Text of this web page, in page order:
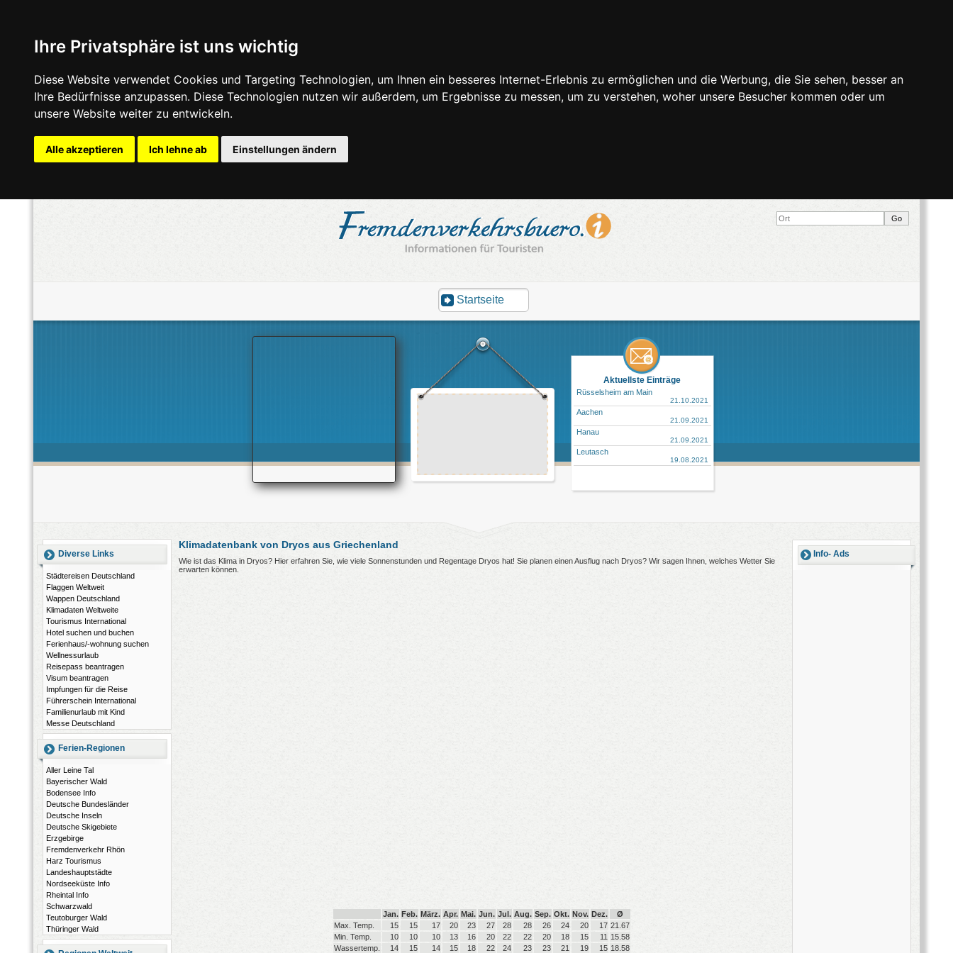
Ihre Privatsphäre ist uns wichtig
Diese Website verwendet Cookies und Targeting Technologien, um Ihnen ein besseres Internet-Erlebnis zu ermöglichen und die Werbung, die Sie sehen, besser an
Ihre Bedürfnisse anzupassen. Diese Technologien nutzen wir außerdem, um Ergebnisse zu messen, um zu verstehen, woher unsere Besucher kommen oder um
unsere Website weiter zu entwickeln.
Alle akzeptieren Ich lehne ab Einstellungen ändern
Startseite
Aktuellste Einträge
Rüsselsheim am Main
21.10.2021
Aachen
21.09.2021
Hanau
21.09.2021
Leutasch
19.08.2021
Diverse Links
Städtereisen Deutschland
Flaggen Weltweit
Wappen Deutschland
Klimadaten Weltweite
Tourismus International
Hotel suchen und buchen
Ferienhaus/-wohnung suchen
Wellnessurlaub
Reisepass beantragen
Visum beantragen
Impfungen für die Reise
Führerschein International
Familienurlaub mit Kind
Messe Deutschland
Ferien-Regionen
Aller Leine Tal
Bayerischer Wald
Bodensee Info
Deutsche Bundesländer
Deutsche Inseln
Deutsche Skigebiete
Erzgebirge
Fremdenverkehr Rhön
Harz Tourismus
Landeshauptstädte
Nordseeküste Info
Rheintal Info
Schwarzwald
Teutoburger Wald
Thüringer Wald
Info- Ads
Klimadatenbank von Dryos aus Griechenland
Wie ist das Klima in Dryos? Hier erfahren Sie, wie viele Sonnenstunden und Regentage Dryos hat! Sie planen einen Ausflug nach Dryos? Wir sagen Ihnen, welches Wetter Sie
erwarten können.
Jan. Feb. März. Apr. Mai. Jun. Jul. Aug. Sep. Okt. Nov. Dez.
Ø
Max. Temp.
15 15 17 20 23 27 28 28 26 24 20 17 21.67
Min. Temp.
10 10 10 13 16 20 22 22 20 18 15 11
15.58
Wassertemp.
14 15 14 15 18 22 24 23 23 21 19 15 18.58